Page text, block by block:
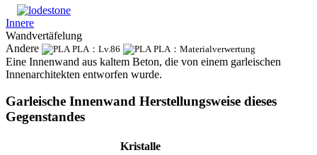
Innere
Wandvertäfelung
Andere
PLA：Lv.86 PLA：Materialverwertung
Eine Innenwand aus kaltem Beton, die von einem garleischen
Innenarchitekten entworfen wurde.
Garleische Innenwand Herstellungsweise dieses
Gegenstandes
Kristalle